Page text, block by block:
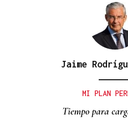
Jaime
MI PLAN
Tiempo para